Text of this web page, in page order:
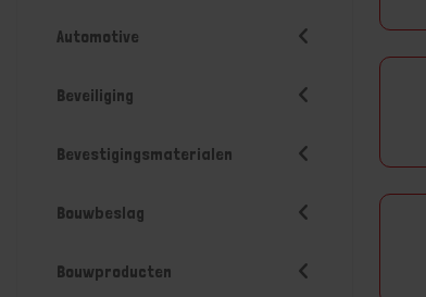
Automotive
Beveiliging
Bevestigingsmaterialen
Bouwbeslag
Bouwproducten